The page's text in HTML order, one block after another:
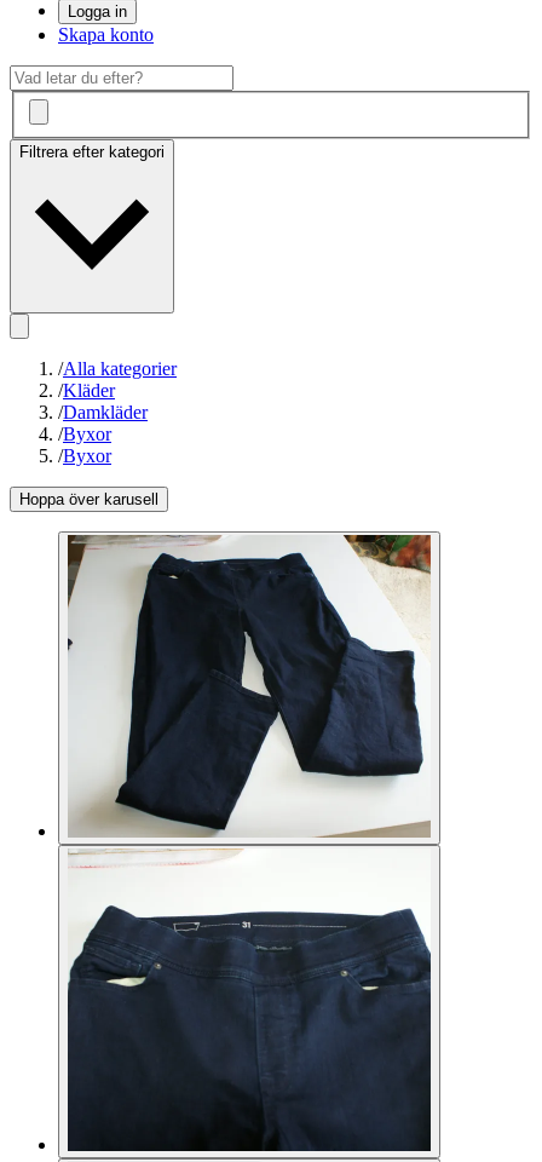
Logga in
Skapa konto
Filtrera efter kategori
/Alla kategorier
/Kläder
/Damkläder
/Byxor
/Byxor
Hoppa över karusell